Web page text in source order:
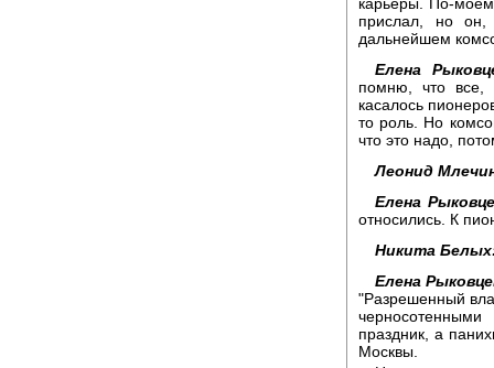
прислал, но он,
дальнейшем
Елена
помню, что все,
касалось
то роль. Но
что это надо,
Леонид
Елена
относились. К
Никита
Елена
"Разрешенный
праздник, а
Москвы.